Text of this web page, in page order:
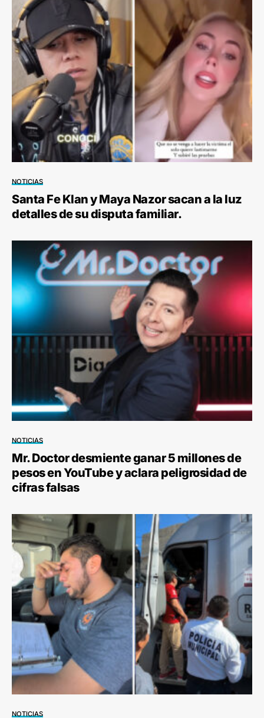
NOTICIAS
Santa Fe Klan y Maya Nazor sacan a la luz
detalles de su disputa familiar.
NOTICIAS
Mr. Doctor desmiente ganar 5 millones de
pesos en YouTube y aclara peligrosidad de
cifras falsas
NOTICIAS